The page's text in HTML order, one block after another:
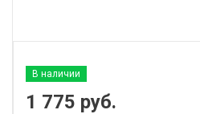
В наличии
1 775 руб.